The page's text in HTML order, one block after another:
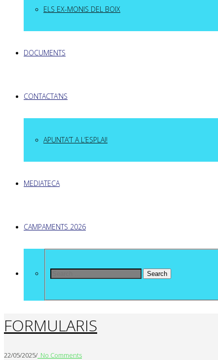
ELS EX-MONIS DEL BOIX
DOCUMENTS
CONTACTA’NS
APUNTA’T A L’ESPLAI!
MEDIATECA
CAMPAMENTS 2026
Search
FORMULARIS
22/05/2025/ No Comments